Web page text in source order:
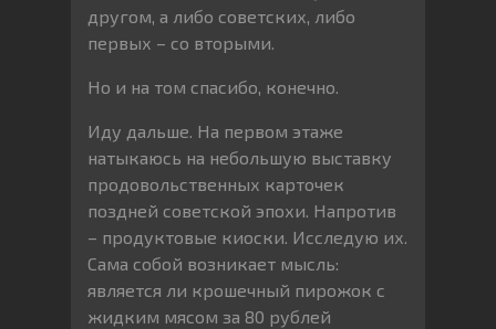
другом, а либо советских, либо
первых – со вторыми.
Но и на том спасибо, конечно.
Иду дальше. На первом этаже
натыкаюсь на небольшую выставку
продовольственных карточек
поздней советской эпохи. Напротив
– продуктовые киоски. Исследую их.
Сама собой возникает мысль:
является ли крошечный пирожок с
жидким мясом за 80 рублей